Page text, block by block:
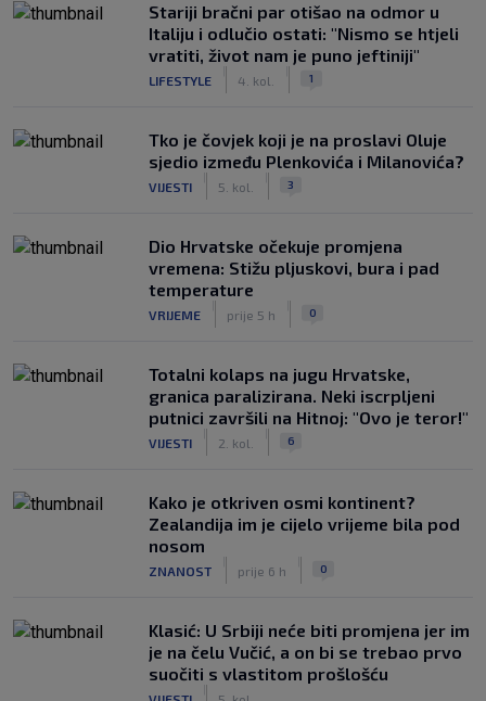
Stariji bračni par otišao na odmor u
Italiju i odlučio ostati: "Nismo se htjeli
vratiti, život nam je puno jeftiniji"
LIFESTYLE 4. kol. 1
Tko je čovjek koji je na proslavi Oluje
sjedio između Plenkovića i Milanovića?
VIJESTI 5. kol. 3
Dio Hrvatske očekuje promjena
vremena: Stižu pljuskovi, bura i pad
temperature
VRIJEME prije 5 h 0
Totalni kolaps na jugu Hrvatske,
granica paralizirana. Neki iscrpljeni
putnici završili na Hitnoj: "Ovo je teror!"
VIJESTI 2. kol. 6
Kako je otkriven osmi kontinent?
Zealandija im je cijelo vrijeme bila pod
nosom
ZNANOST prije 6 h 0
Klasić: U Srbiji neće biti promjena jer im
je na čelu Vučić, a on bi se trebao prvo
suočiti s vlastitom prošlošću